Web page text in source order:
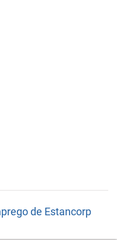
de Estancorp